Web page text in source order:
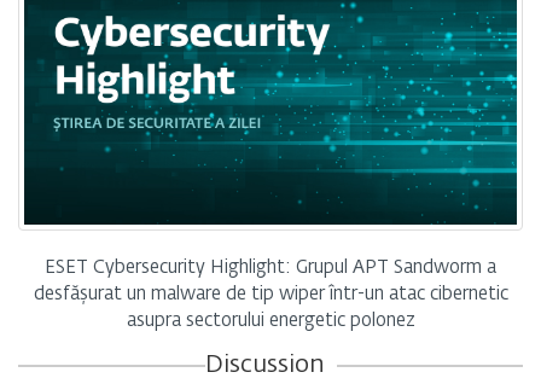
ESET Cybersecurity Highlight: Grupul APT Sandworm a
desfășurat un malware de tip wiper într-un atac cibernetic
asupra sectorului energetic polonez
Discussion